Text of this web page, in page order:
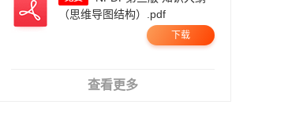
（思维导图结构）.pdf
下载
查看更多